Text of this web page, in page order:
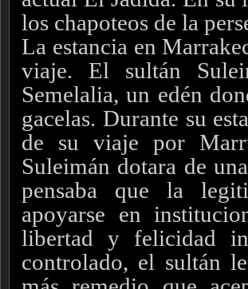
los chapoteos de la
La estancia en
viaje. El sultán
Semelalia, un edén
gacelas. Durante su
de su viaje por
Suleimán dotara de
pensaba que la
apoyarse en
libertad y felicidad
controlado, el sultán